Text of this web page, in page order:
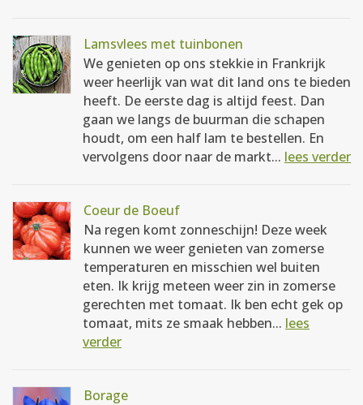
Lamsvlees met tuinbonen
We genieten op ons stekkie in Frankrijk
weer heerlijk van wat dit land ons te bieden
heeft. De eerste dag is altijd feest. Dan
gaan we langs de buurman die schapen
houdt, om een half lam te bestellen. En
vervolgens door naar de markt... lees verder
Coeur de Boeuf
Na regen komt zonneschijn! Deze week
kunnen we weer genieten van zomerse
temperaturen en misschien wel buiten
eten. Ik krijg meteen weer zin in zomerse
gerechten met tomaat. Ik ben echt gek op
tomaat, mits ze smaak hebben... lees
verder
Borage